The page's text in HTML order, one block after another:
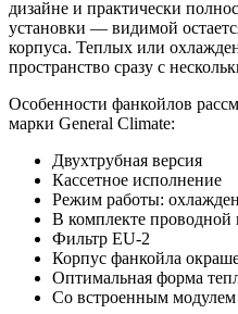
дизайне и практически
установки — видимой
корпуса. Теплых или
пространство сразу с
Особенности фанкойлов
марки General Climate:
Двухтрубная версия
Кассетное исполнение
Режим работы:
В комплекте проводной
Фильтр EU-2
Корпус фанкойла
Оптимальная форма
Со встроенным